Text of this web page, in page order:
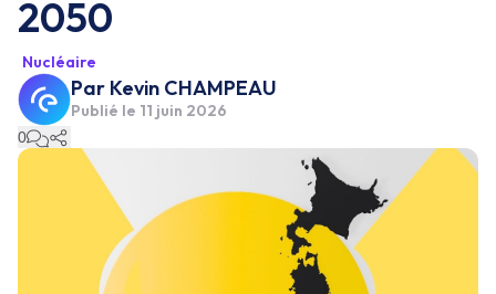
2050
Nucléaire
Par Kevin CHAMPEAU
Publié le 11 juin 2026
0